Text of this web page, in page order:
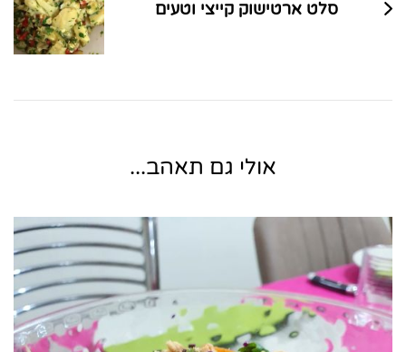
סלט ארטישוק קייצי וטעים
אולי גם תאהב...